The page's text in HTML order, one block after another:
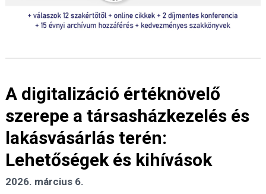
A digitalizáció értéknövelő
szerepe a társasházkezelés és
lakásvásárlás terén:
Lehetőségek és kihívások
2026. március 6.